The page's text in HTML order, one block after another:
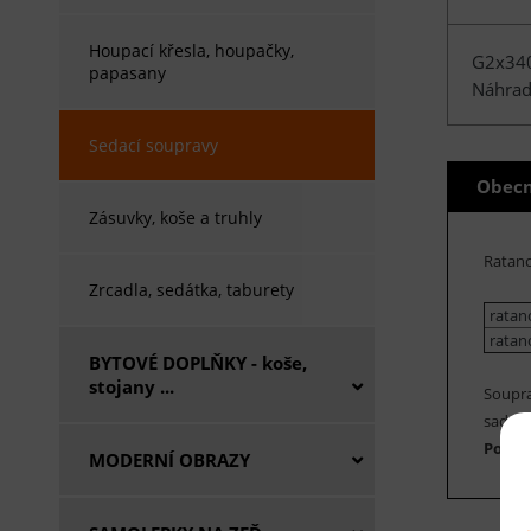
Houpací křesla, houpačky,
papasany
Sedací soupravy
Zásuvky, koše a truhly
Zrcadla, sedátka, taburety
BYTOVÉ DOPLŇKY - koše,
stojany ...
MODERNÍ OBRAZY
sadu